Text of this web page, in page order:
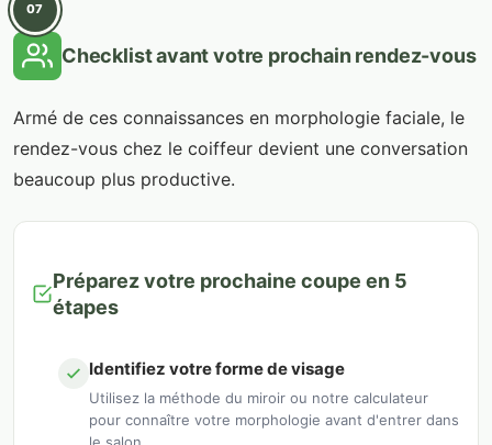
07
Checklist avant votre prochain rendez-vous
Armé de ces connaissances en morphologie faciale, le
rendez-vous chez le coiffeur devient une conversation
beaucoup plus productive.
Préparez votre prochaine coupe en 5
étapes
Identifiez votre forme de visage
Utilisez la méthode du miroir ou notre calculateur
pour connaître votre morphologie avant d'entrer dans
le salon.